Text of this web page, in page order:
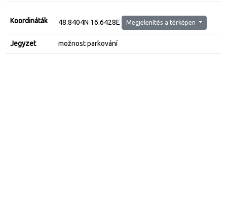
Koordináták 48.8404N 16.6428E Megjelenítés a térképen
Jegyzet možnost parkování